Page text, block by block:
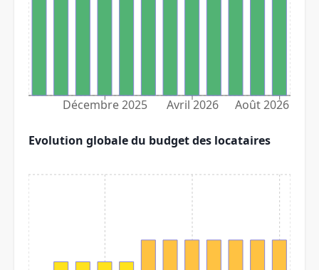
Décembre 2025 Avril 2026 Août 2026
Evolution globale du budget des locataires